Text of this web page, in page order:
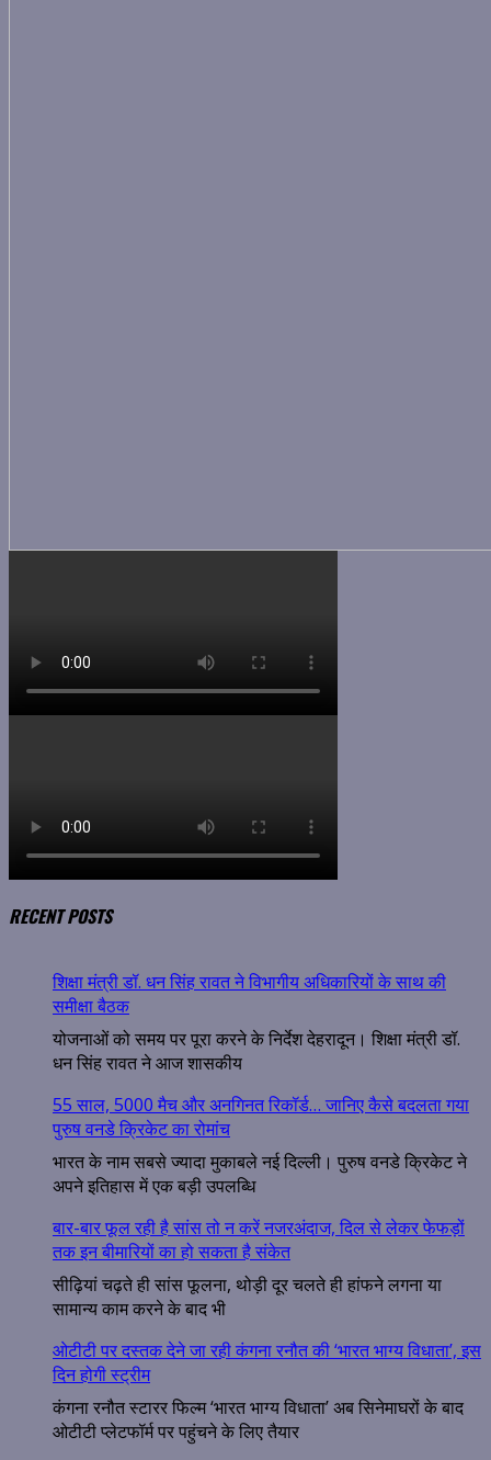
RECENT POSTS
शिक्षा मंत्री डॉ. धन सिंह रावत ने विभागीय अधिकारियों के साथ की
समीक्षा बैठक
योजनाओं को समय पर पूरा करने के निर्देश देहरादून। शिक्षा मंत्री डॉ.
धन सिंह रावत ने आज शासकीय
55 साल, 5000 मैच और अनगिनत रिकॉर्ड… जानिए कैसे बदलता गया
पुरुष वनडे क्रिकेट का रोमांच
भारत के नाम सबसे ज्यादा मुकाबले नई दिल्ली। पुरुष वनडे क्रिकेट ने
अपने इतिहास में एक बड़ी उपलब्धि
बार-बार फूल रही है सांस तो न करें नजरअंदाज, दिल से लेकर फेफड़ों
तक इन बीमारियों का हो सकता है संकेत
सीढ़ियां चढ़ते ही सांस फूलना, थोड़ी दूर चलते ही हांफने लगना या
सामान्य काम करने के बाद भी
ओटीटी पर दस्तक देने जा रही कंगना रनौत की ‘भारत भाग्य विधाता’, इस
दिन होगी स्ट्रीम
कंगना रनौत स्टारर फिल्म ‘भारत भाग्य विधाता’ अब सिनेमाघरों के बाद
ओटीटी प्लेटफॉर्म पर पहुंचने के लिए तैयार